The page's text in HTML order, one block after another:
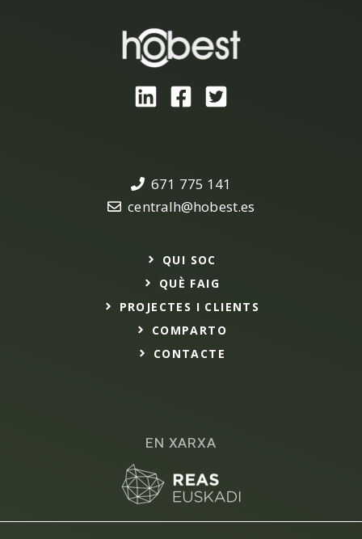
EN XARXA
671 775 141
centralh@hobest.es
QUI SOC
QUÈ FAIG
PROJECTES I CLIENTS
COMPARTO
CONTACTE